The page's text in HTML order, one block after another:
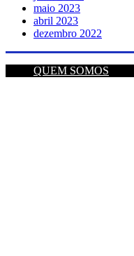
maio 2023
abril 2023
dezembro 2022
QUEM SOMOS